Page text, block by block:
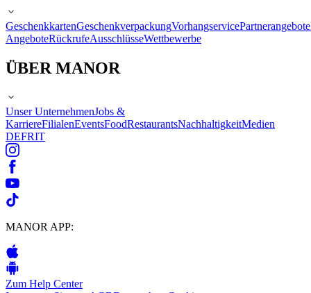
GeschenkkartenGeschenkverpackungVorhangservicePartnerangebote
AngeboteRückrufeAusschlüsseWettbewerbe
ÜBER MANOR
Unser UnternehmenJobs &
KarriereFilialenEventsFoodRestaurantsNachhaltigkeitMedien
DEFRIT
MANOR APP:
Zum Help Center